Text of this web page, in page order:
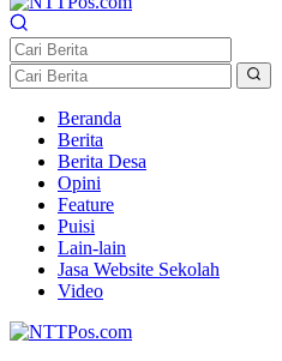
Beranda
Berita
Berita Desa
Opini
Feature
Puisi
Lain-lain
Jasa Website Sekolah
Video